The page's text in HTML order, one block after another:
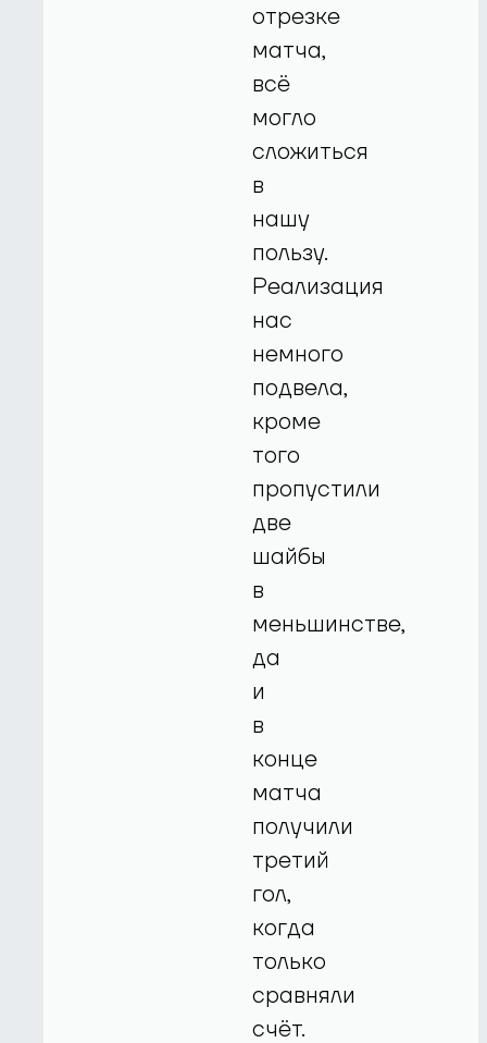
отрезке
матча,
всё
могло
сложиться
в
нашу
пользу.
Реализация
нас
немного
подвела,
кроме
того
пропустили
две
шайбы
в
меньшинстве,
да
и
в
конце
матча
получили
третий
гол,
когда
только
сравняли
счёт.